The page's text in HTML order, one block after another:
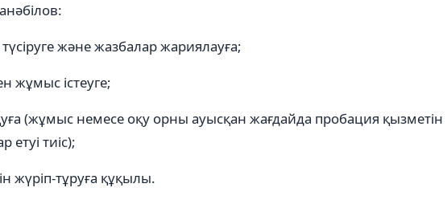
түсіруге және жазбалар жариялауға;
жұмыс істеуге;
(жұмыс немесе оқу орны ауысқан жағдайда пробация қызметін
етуі тиіс);
жүріп-тұруға құқылы.